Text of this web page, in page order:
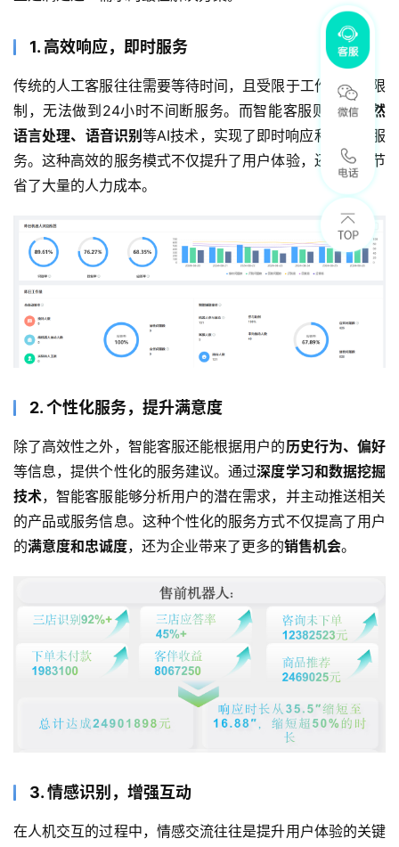
1. 高效响应，即时服务
传统的人工客服往往需要等待时间，且受限于工作时间的限
制，无法做到24小时不间断服务。而智能客服则通过自然
语言处理、语音识别等AI技术，实现了即时响应和全天候服
务。这种高效的服务模式不仅提升了用户体验，还为企业节
省了大量的人力成本。
2. 个性化服务，提升满意度
除了高效性之外，智能客服还能根据用户的历史行为、偏好
等信息，提供个性化的服务建议。通过深度学习和数据挖掘
技术，智能客服能够分析用户的潜在需求，并主动推送相关
的产品或服务信息。这种个性化的服务方式不仅提高了用户
的满意度和忠诚度，还为企业带来了更多的销售机会。
3. 情感识别，增强互动
在人机交互的过程中，情感交流往往是提升用户体验的关键